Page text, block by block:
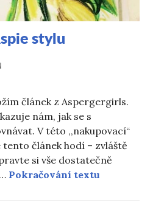
stylu
článek z Aspergergirls.
nám, jak se s
V této ,,nakupovací“
tento článek hodí – zvláště
si vše dostatečně
Pokračování textu